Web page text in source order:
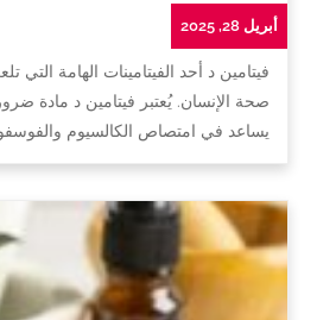
أبريل 28, 2025
فيتامين د أحد الفيتامينات الهامة التي
صحة الإنسان. يُعتبر فيتامين د مادة
يساعد في امتصاص الكالسيوم